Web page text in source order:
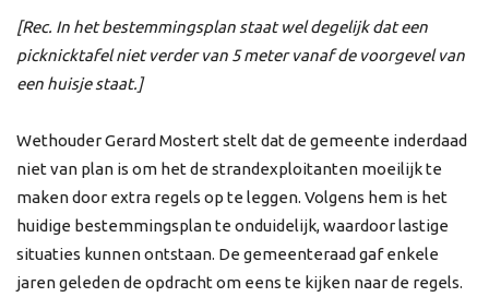
[Rec. In het bestemmingsplan staat wel degelijk dat een
picknicktafel niet verder van 5 meter vanaf de voorgevel van
een huisje staat.]
Wethouder Gerard Mostert stelt dat de gemeente inderdaad
niet van plan is om het de strandexploitanten moeilijk te
maken door extra regels op te leggen. Volgens hem is het
huidige bestemmingsplan te onduidelijk, waardoor lastige
situaties kunnen ontstaan. De gemeenteraad gaf enkele
jaren geleden de opdracht om eens te kijken naar de regels.